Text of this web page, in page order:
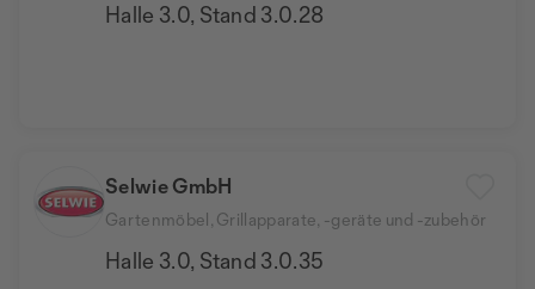
Halle 3.0, Stand 3.0.28
Selwie GmbH
Gartenmöbel, Grillapparate, -geräte und -zubehör
Halle 3.0, Stand 3.0.35